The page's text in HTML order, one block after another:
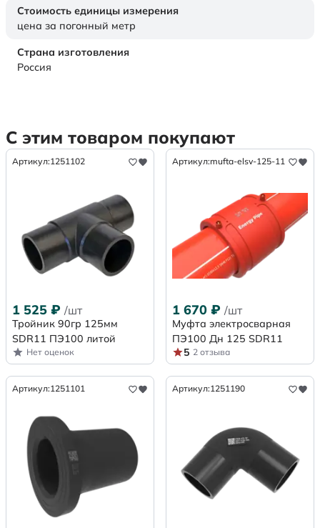
Стоимость единицы измерения
цена за погонный метр
Страна изготовления
Россия
С этим товаром покупают
Артикул:1251102
1 525 ₽ /шт
Тройник 90гр 125мм
SDR11 ПЭ100 литой
Нет оценок
Артикул:mufta-elsv-125-11
1 670 ₽ /шт
Муфта электросварная
ПЭ100 Дн 125 SDR11
5 2 отзыва
Артикул:1251101 Артикул:1251190